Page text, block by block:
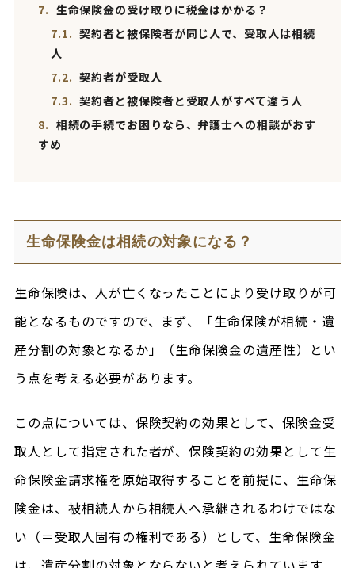
7. 生命保険金の受け取りに税金はかかる？
7.1. 契約者と被保険者が同じ人で、受取人は相続
人
7.2. 契約者が受取人
7.3. 契約者と被保険者と受取人がすべて違う人
8. 相続の手続でお困りなら、弁護士への相談がおす
すめ
生命保険金は相続の対象になる？
生命保険は、人が亡くなったことにより受け取りが可
能となるものですので、まず、「生命保険が相続・遺
産分割の対象となるか」（生命保険金の遺産性）とい
う点を考える必要があります。
この点については、保険契約の効果として、保険金受
取人として指定された者が、保険契約の効果として生
命保険金請求権を原始取得することを前提に、生命保
険金は、被相続人から相続人へ承継されるわけではな
い（＝受取人固有の権利である）として、生命保険金